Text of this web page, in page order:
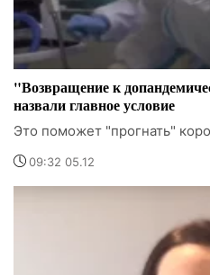
"Возвращение к
назвали главное условие
Это поможет "прогнать"
09:32 05.12